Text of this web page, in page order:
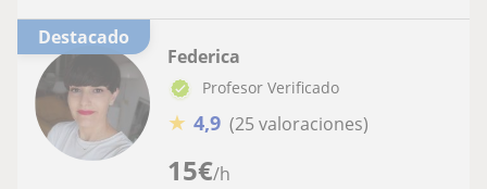
Destacado
15€/h
Federica
Profesor Verificado
★ 4,9 (25 valoraciones)